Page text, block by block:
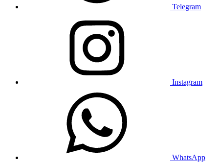
Telegram
Instagram
WhatsApp